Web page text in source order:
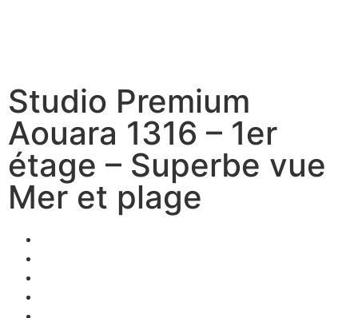
Studio Premium
Aouara 1316 – 1er
étage – Superbe vue
Mer et plage